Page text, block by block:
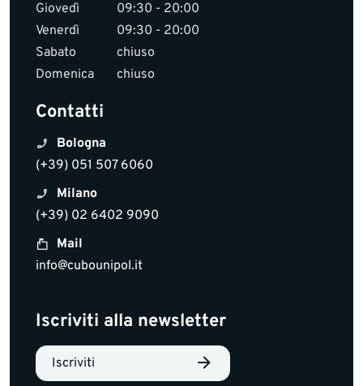
Giovedì
09:30 - 20:00
Venerdì
09:30 - 20:00
Sabato
chiuso
Domenica
chiuso
Contatti
Bologna
(+39) 051 507 6060
Milano
(+39) 02 6402 9090
Mail
info@cubounipol.it
Iscriviti alla newsletter
Iscriviti